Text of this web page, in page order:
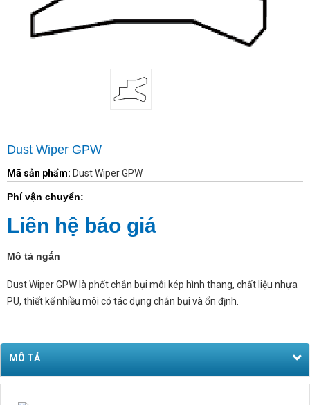
Dust Wiper GPW
Mã sản phẩm: Dust Wiper GPW
Phí vận chuyển:
Liên hệ báo giá
Mô tả ngắn
Dust Wiper GPW là phốt chắn bụi môi kép hình thang, chất liệu nhựa
PU, thiết kế nhiều môi có tác dụng chắn bụi và ổn định.
MÔ TẢ